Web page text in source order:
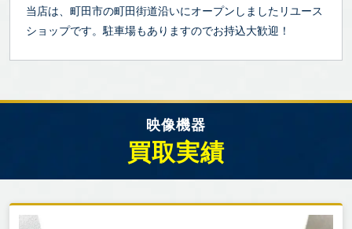
当店は、町田市の町田街道沿いにオープンしましたリユース
ショップです。駐車場もありますのでお持込大歓迎！
映像機器
買取実績